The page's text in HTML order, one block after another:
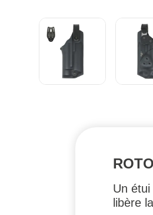
Un
libère